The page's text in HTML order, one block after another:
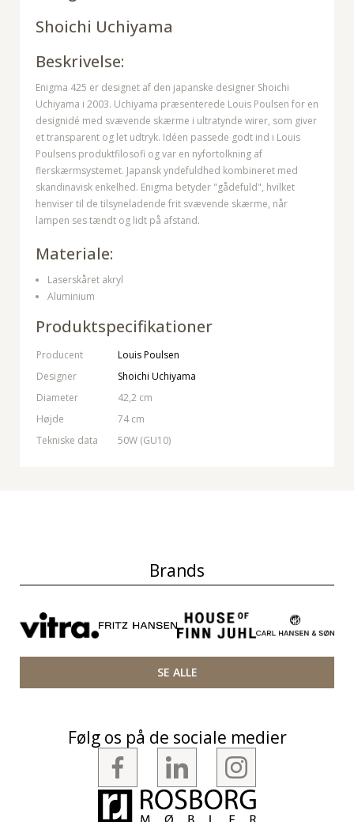
Shoichi Uchiyama
Beskrivelse:
Enigma 425 er designet af den japanske designer Shoichi
Uchiyama i 2003. Uchiyama præsenterede Louis Poulsen for en
designidé med svævende skærme i ultratynde wirer, som giver
et transparent og let udtryk. Idéen passede godt ind i Louis
Poulsens produktfilosofi og var en nyfortolkning af
flerskærmsystemet. Japansk yndefuldhed kombineret med
skandinavisk enkelhed. Enigma betyder "gådefuld", hvilket
henviser til de tilsyneladende frit svævende skærme, når
lampen ses tændt og lidt på afstand.
Materiale:
Laserskåret akryl
Aluminium
Produktspecifikationer
Producent
Louis Poulsen
Designer
Shoichi Uchiyama
Diameter
42,2 cm
Højde
74 cm
Tekniske data
50W (GU10)
Brands
SE ALLE
Følg os på de sociale medier